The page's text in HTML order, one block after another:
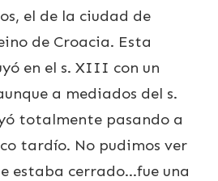
el de la ciudad de
de Croacia. Esta
en el s. XIII con un
a mediados del s.
totalmente pasando a
tardío. No pudimos ver
estaba cerrado…fue una